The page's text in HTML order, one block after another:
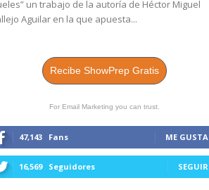
un trabajo de la autoría de Héctor Miguel
Aguilar en la que apuesta...
Recibe ShowPrep Gratis
For Email Marketing you can trust.
47,143 Fans ME GUSTA
16,569 Seguidores SEGUIR